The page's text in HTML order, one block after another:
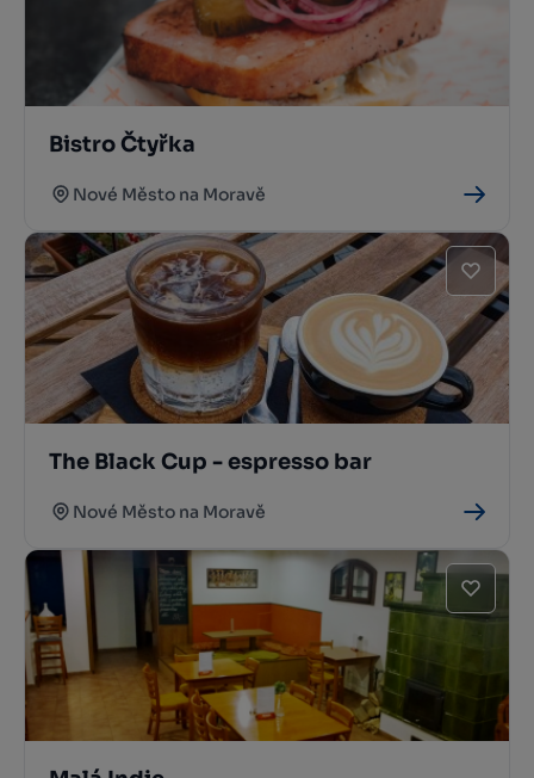
Bistro Čtyřka
Nové Město na Moravě
The Black Cup - espresso bar
Nové Město na Moravě